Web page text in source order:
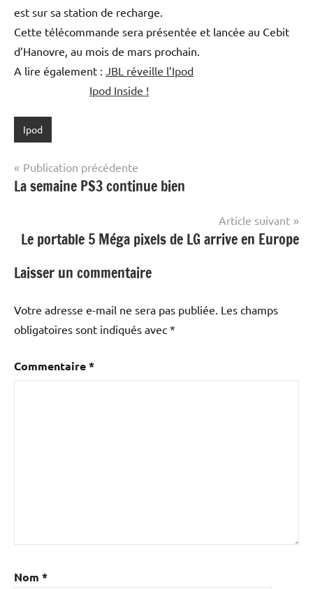
est sur sa station de recharge.
Cette télécommande sera présentée et lancée au Cebit
d’Hanovre, au mois de mars prochain.
A lire également : JBL réveille l’Ipod
Ipod Inside !
Ipod
Navigation
de
Publication précédente
La semaine PS3 continue bien
Article suivant
Le portable 5 Méga pixels de LG arrive en Europe
Laisser un commentaire
Votre adresse e-mail ne sera pas publiée. Les champs
obligatoires sont indiqués avec *
Commentaire*
Nom *